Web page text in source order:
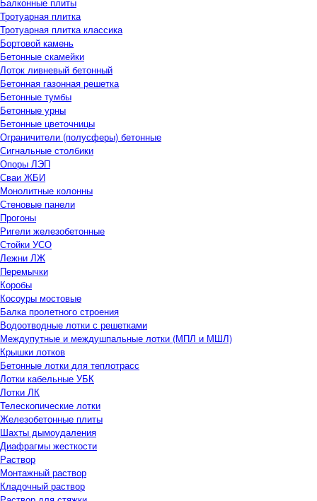
Тротуарная плитка
Тротуарная плитка классика
Бортовой камень
Бетонные скамейки
Лоток ливневый бетонный
Бетонная газонная решетка
Бетонные тумбы
Бетонные урны
Бетонные цветочницы
Ограничители (полусферы) бетонные
Сигнальные столбики
Опоры ЛЭП
Сваи ЖБИ
Монолитные колонны
Стеновые панели
Прогоны
Ригели железобетонные
Стойки УСО
Лежни ЛЖ
Перемычки
Коробы
Косоуры мостовые
Балка пролетного строения
Водоотводные лотки с решетками
Междупутные и междушпальные лотки (МПЛ и МШЛ)
Крышки лотков
Бетонные лотки для теплотрасс
Лотки кабельные УБК
Лотки ЛК
Телескопические лотки
Железобетонные плиты
Шахты дымоудаления
Диафрагмы жесткости
Раствор
Монтажный раствор
Кладочный раствор